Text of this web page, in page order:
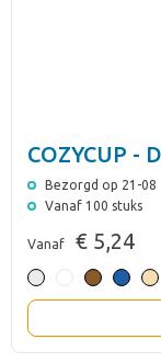
COZYCUP -
Bezorgd op 21-08
Vanaf 100 stuks
Vanaf € 5,24